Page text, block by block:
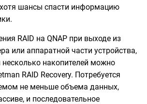
хотя шансы спасти информацию
RAID на QNAP при выходе из
или аппаратной части устройства,
несколько накопителей можно
RAID Recovery. Потребуется
не меньше объема данных,
и последовательное